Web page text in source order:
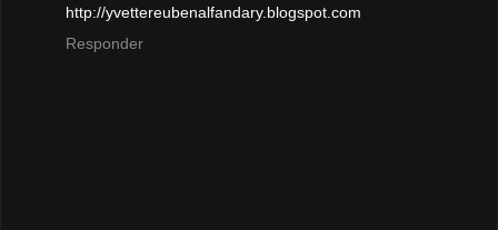
http://yvettereubenalfandary.blogspot.com
Responder